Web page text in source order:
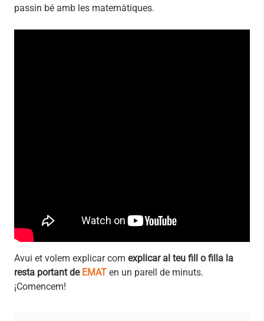
passin bé amb les matemàtiques.
Avui et volem explicar com explicar al teu fill o filla la
resta portant de EMAT en un parell de minuts.
¡Comencem!